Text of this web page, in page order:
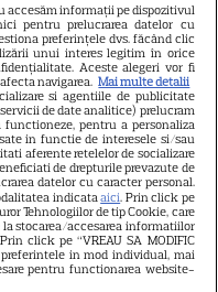
cafeaua la presa
cum funcționează
avantajele
accesăm informații pe dispozitivul
pentru prelucrarea datelor cu
preferințele dvs. făcând clic
unui interes legitim în orice
Aceste alegeri vor fi
navigarea. Mai multe detalii
si agentiile de publicitate
de date analitice) prelucram
pentru a personaliza
in functie de interesele si/sau
aferente retelelor de socializare
de drepturile prevazute de
datelor cu caracter personal.
indicataaici. Prin click pe
Tehnologiilor de tip Cookie, care
stocarea/accesarea informatiilor
click pe “VREAU SA MODIFIC
preferintele in mod individual, mai
pentru functionarea website-